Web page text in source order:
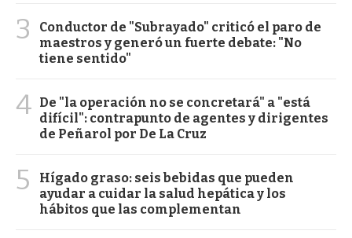
3
Conductor de "Subrayado" criticó el paro de
maestros y generó un fuerte debate: "No
tiene sentido"
4 De "la operación no se concretará" a "está
difícil": contrapunto de agentes y dirigentes
de Peñarol por De La Cruz
5
Hígado graso: seis bebidas que pueden
ayudar a cuidar la salud hepática y los
hábitos que las complementan